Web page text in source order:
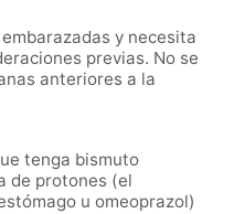
y necesita
previas. No se
anteriores a la
tenga bismuto
de protones (el
u omeoprazol)